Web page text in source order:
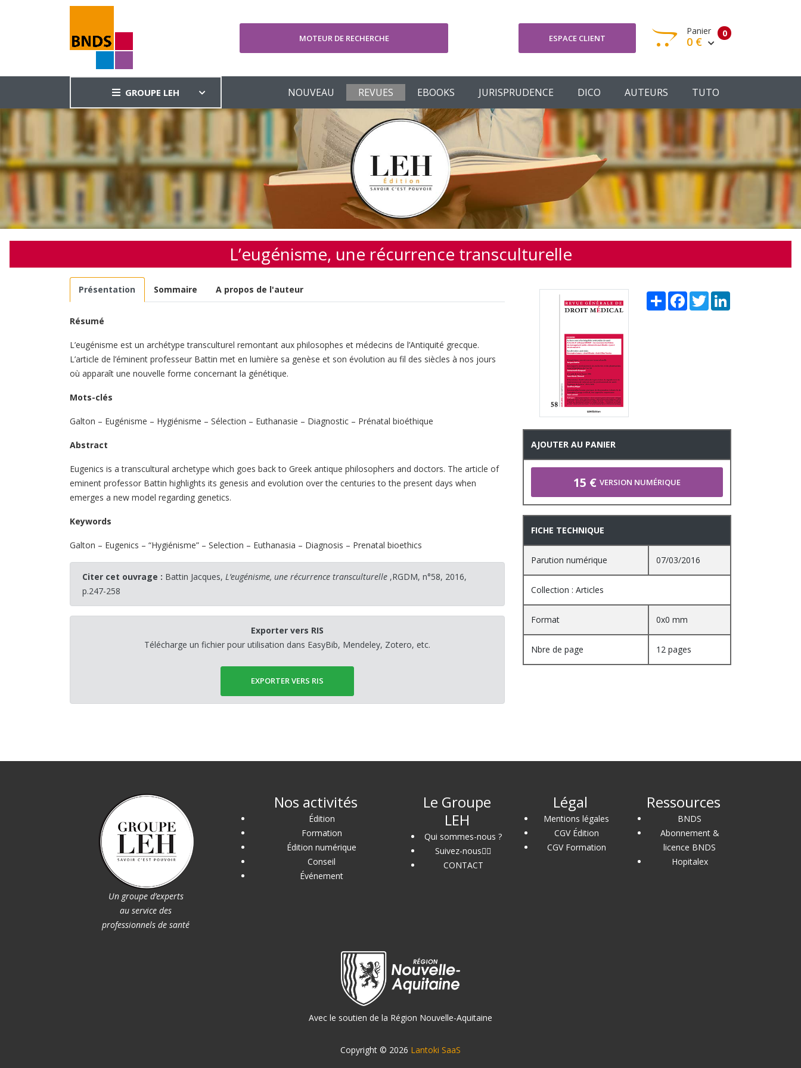
MOTEUR DE RECHERCHE ESPACE CLIENT 0
Panier
0 €
Votre panier est vide
Votre Panier Commander
GROUPE LEH NOUVEAU REVUES EBOOKS JURISPRUDENCE DICO AUTEURS TUTO
L’eugénisme, une récurrence transculturelle
Présentation Sommaire A propos de l'auteur
Résumé
L’eugénisme est un archétype transculturel remontant aux philosophes et médecins de l’Antiquité grecque.
L’article de l’éminent professeur Battin met en lumière sa genèse et son évolution au fil des siècles à nos jours
où apparaît une nouvelle forme concernant la génétique.
Mots-clés
Galton – Eugénisme – Hygiénisme – Sélection – Euthanasie – Diagnostic – Prénatal bioéthique
Abstract
Eugenics is a transcultural archetype which goes back to Greek antique philosophers and doctors. The article of
eminent professor Battin highlights its genesis and evolution over the centuries to the present days when
emerges a new model regarding genetics.
Keywords
Galton – Eugenics – “Hygiénisme” – Selection – Euthanasia – Diagnosis – Prenatal bioethics
Citer cet ouvrage : Battin Jacques, L’eugénisme, une récurrence transculturelle ,RGDM, n°58, 2016,
p.247-258
Exporter vers RIS
Télécharge un fichier pour utilisation dans EasyBib, Mendeley, Zotero, etc.
EXPORTER VERS RIS
Share FacebookTwitter
AJOUTER AU PANIER
15 € VERSION NUMÉRIQUE
FICHE TECHNIQUE
Parution numérique 07/03/2016
Collection : Articles
Format 0x0 mm
Nbre de page 12 pages
Un groupe d’experts
au service des
professionnels de santé
Nos activités
Édition
Formation
Édition numérique
Conseil
Événement
Le Groupe
LEH
Qui sommes-nous ?
Suivez-nous
CONTACT
Légal
Mentions légales
CGV Édition
CGV Formation
Ressources
BNDS
Abonnement &
licence BNDS
Hopitalex
Avec le soutien de la Région Nouvelle-Aquitaine
Copyright © 2026 Lantoki SaaS